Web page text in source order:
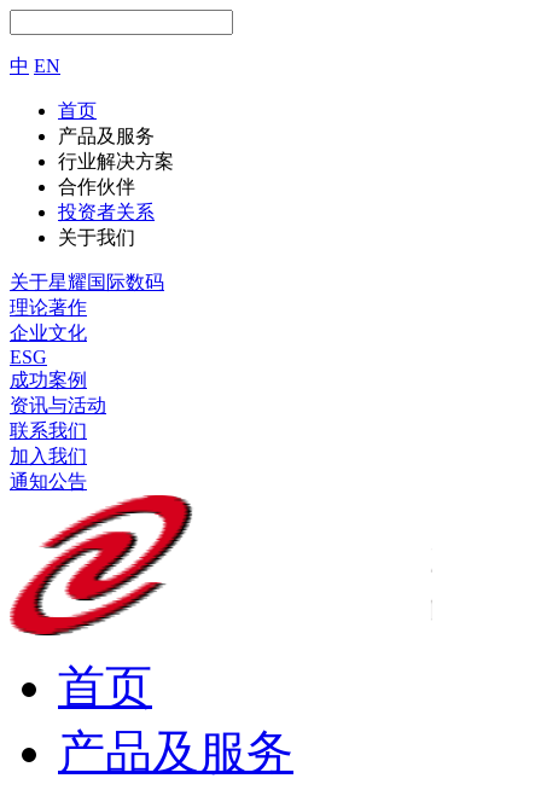
中 EN
首页
产品及服务
行业解决方案
合作伙伴
投资者关系
关于我们
关于星耀国际数码
理论著作
企业文化
ESG
成功案例
资讯与活动
联系我们
加入我们
通知公告
首页
产品及服务